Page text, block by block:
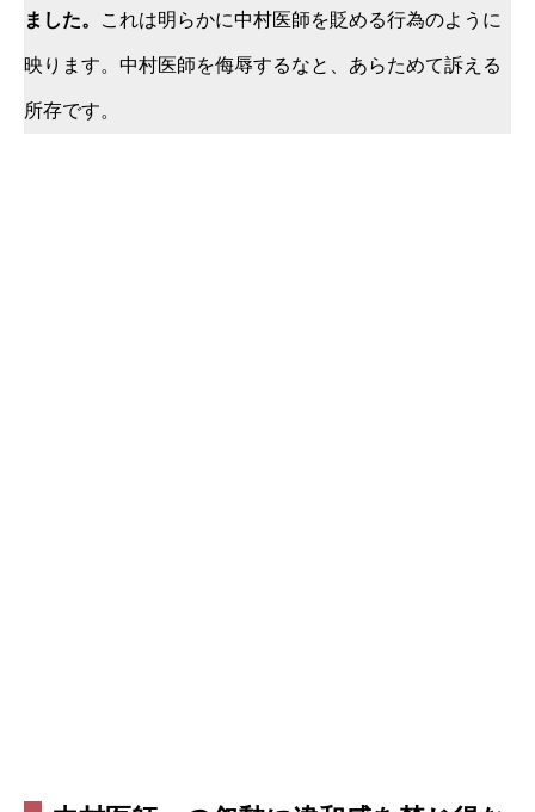
ました。 これは明らかに中村医師を貶める行為のように
映ります。中村医師を侮辱するなと、あらためて訴える
所存です。